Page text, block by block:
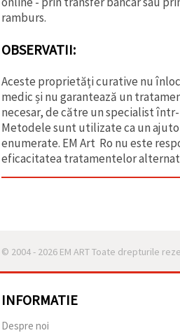
ramburs.
OBSERVATII:
Aceste proprietăți curative nu
medic și nu garantează un
necesar, de către un specialist
Metodele sunt utilizate ca un
enumerate. EM Art Ro nu este
eficacitatea tratamentelor
© 2004 - 2026 EM ART Toate drepturile
INFORMATIE
Despre noi